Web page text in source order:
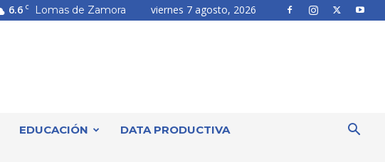
6.6 C Lomas de Zamora viernes 7 agosto, 2026
EDUCACIÓN DATA PRODUCTIVA